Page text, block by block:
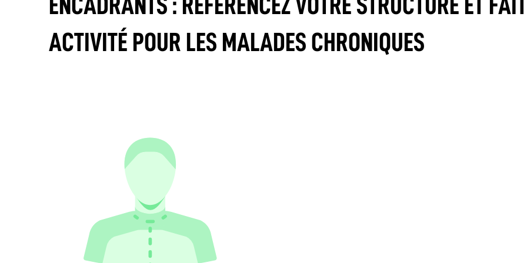
ENCADRANTS : RÉFÉRENCEZ VOTRE STRUCTURE ET
ACTIVITÉ POUR LES MALADES CHRONIQUES